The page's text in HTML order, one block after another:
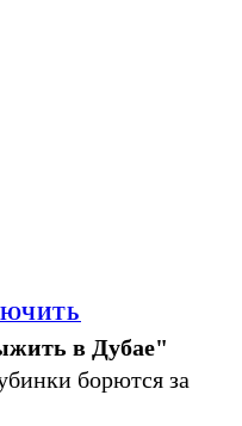
в Дубае"
борются за